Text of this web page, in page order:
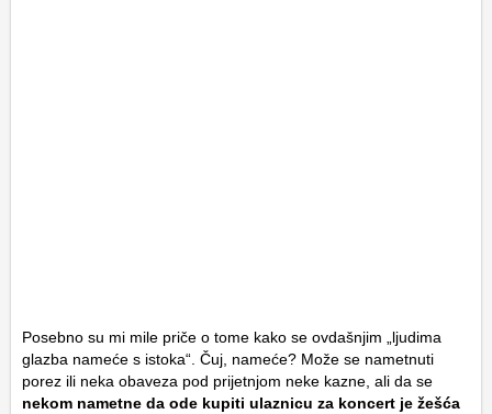
Posebno su mi mile priče o tome kako se ovdašnjim „ljudima
glazba nameće s istoka“. Čuj, nameće? Može se nametnuti
porez ili neka obaveza pod prijetnjom neke kazne, ali da se
nekom nametne da ode kupiti ulaznicu za koncert je žešća